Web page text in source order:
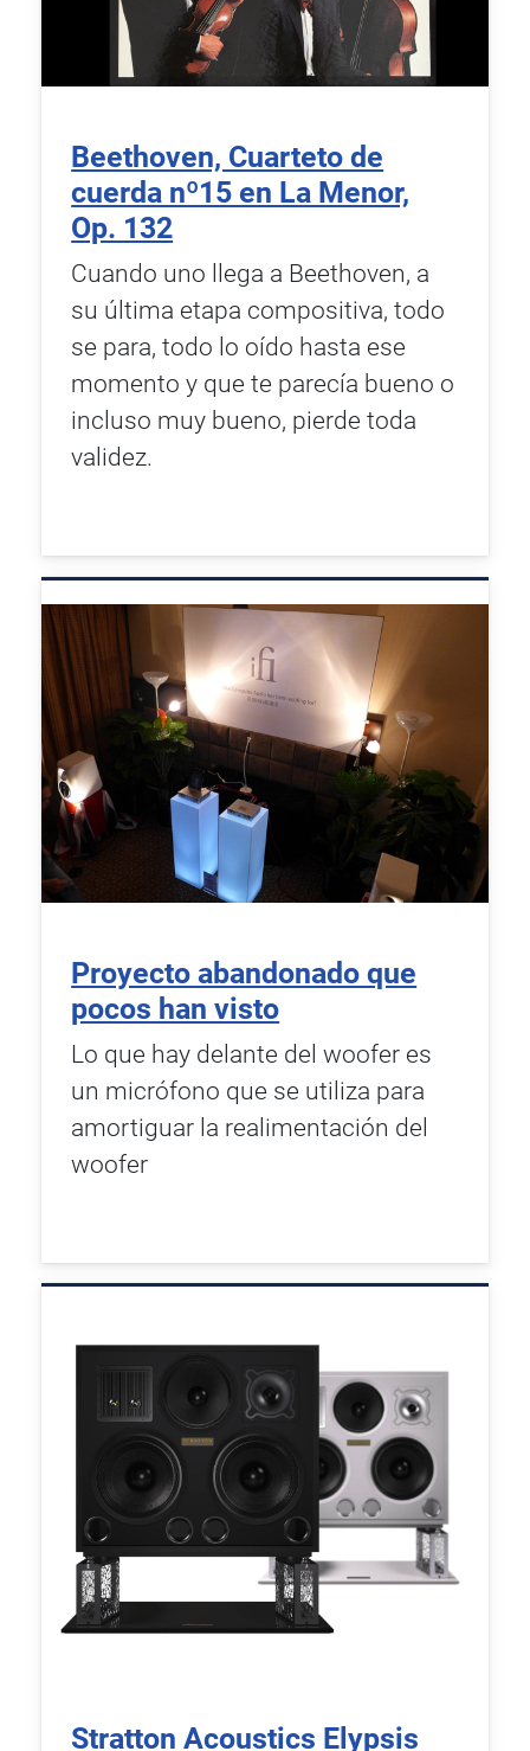
Beethoven, Cuarteto de
cuerda nº15 en La Menor,
Op. 132
Cuando uno llega a Beethoven, a
su última etapa compositiva, todo
se para, todo lo oído hasta ese
momento y que te parecía bueno o
incluso muy bueno, pierde toda
validez.
Proyecto abandonado que
pocos han visto
Lo que hay delante del woofer es
un micrófono que se utiliza para
amortiguar la realimentación del
woofer
Stratton Acoustics Elypsis